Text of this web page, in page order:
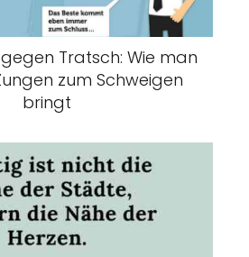
Tratsch: Wie man
zum Schweigen
bringt